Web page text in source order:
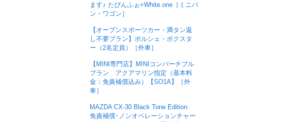
ます♪ たびんふぉ×White one［ミニバ
ン・ワゴン］
【オープンスポーツカー・満タン返
し不要プラン】ポルシェ・ボクスタ
ー（2名定員）［外車］
【MINI専門店】MINIコンバーチブル
プラン アクアマリン指定（基本料
金：免責補償込み）【SO1A】［外
車］
MAZDA CX-30 Black Tone Edition
免責補償･ノンオペレーションチャー